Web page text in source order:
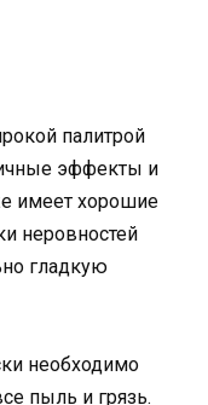
палитрой
эффекты и
имеет хорошие
неровностей
гладкую
необходимо
пыль и грязь.